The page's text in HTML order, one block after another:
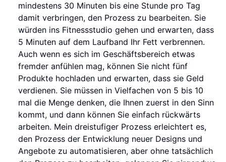
mindestens 30 Minuten bis eine Stunde pro Tag
damit verbringen, den Prozess zu bearbeiten. Sie
würden ins Fitnessstudio gehen und erwarten, dass
5 Minuten auf dem Laufband Ihr Fett verbrennen.
Auch wenn es sich im Geschäftsbereich etwas
fremder anfühlen mag, können Sie nicht fünf
Produkte hochladen und erwarten, dass sie Geld
verdienen. Sie müssen in Vielfachen von 5 bis 10
mal die Menge denken, die Ihnen zuerst in den Sinn
kommt, und dann können Sie einfach rückwärts
arbeiten. Mein dreistufiger Prozess erleichtert es,
den Prozess der Entwicklung neuer Designs und
Angebote zu automatisieren, aber ohne tatsächlich